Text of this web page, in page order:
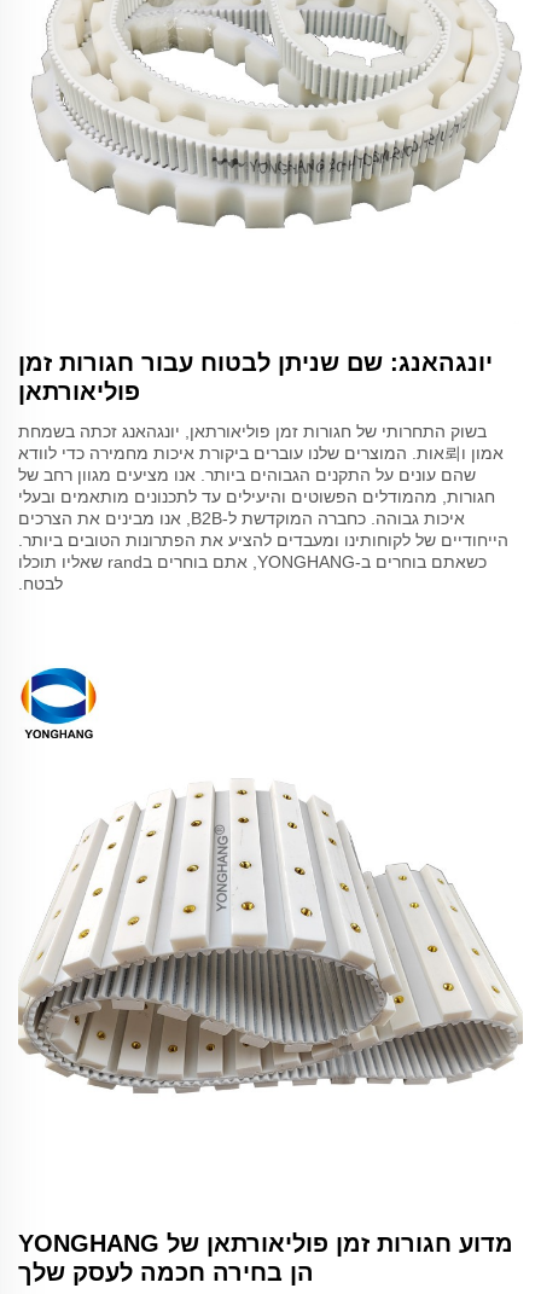
יונגהאנג: שם שניתן לבטוח עבור חגורות זמן
פוליאורתאן
בשוק התחרותי של חגורות זמן פוליאורתאן, יונגהאנג זכתה בשמחת
אמון ו뢰אות. המוצרים שלנו עוברים ביקורת איכות מחמירה כדי לוודא
שהם עונים על התקנים הגבוהים ביותר. אנו מציעים מגוון רחב של
חגורות, מהמודלים הפשוטים והיעילים עד לתכנונים מותאמים ובעלי
איכות גבוהה. כחברה המוקדשת ל-B2B, אנו מבינים את הצרכים
הייחודיים של לקוחותינו ומעבדים להציע את הפתרונות הטובים ביותר.
כשאתם בוחרים ב-YONGHANG, אתם בוחרים בrand שאליו תוכלו
לבטח.
מדוע חגורות זמן פוליאורתאן של YONGHANG
הן בחירה חכמה לעסק שלך